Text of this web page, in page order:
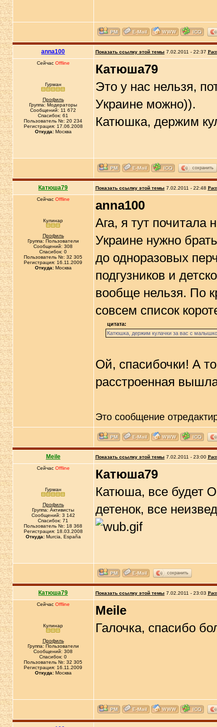
anna100 Показать ссылку этой темы 7.02.2011 - 22:37
Сейчас Offline
Гурман
Профиль
Группа: Модераторы
Сообщений: 11 672
Спасибок: 61
Пользователь №: 20 234
Регистрация: 17.06.2008
Откуда:Москва
Катюша79
Это у нас нельзя,
Украине можно)).
Катюшка, держим
сохранить
Катюша79 Показать ссылку этой темы 7.02.2011 - 22:48
Сейчас Offline
Кулинар
Профиль
Группа: Пользователи
Сообщений: 308
Спасибок: 0
Пользователь №: 32 305
Регистрация: 16.11.2009
Откуда:Москва
anna100
Ага, я тут почитала
Украине нужно
до одноразовых
подгузников и
вообще нельзя. По
совсем список
цитата:
Катюшка, держим кулачки за вас с
Ой, спасибочки! А
расстроенная
Это сообщение
Meile Показать ссылку этой темы 7.02.2011 - 23:00
Сейчас Offline
Гурман
Профиль
Группа: Активисты
Сообщений: 3 142
Спасибок: 71
Пользователь №: 18 368
Регистрация: 18.03.2008
Откуда:Murcia, España
Катюша79
Катюша, все будет
детенок, все
сохранить
Катюша79 Показать ссылку этой темы 7.02.2011 - 23:03
Сейчас Offline
Кулинар
Профиль
Группа: Пользователи
Сообщений: 308
Спасибок: 0
Пользователь №: 32 305
Регистрация: 16.11.2009
Откуда:Москва
Meile
Галочка, спасибо